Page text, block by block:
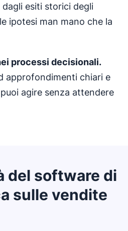
dagli esiti storici degli
ipotesi man mano che la
processi decisionali.
approfondimenti chiari e
agire senza attendere
del software di
sulle vendite